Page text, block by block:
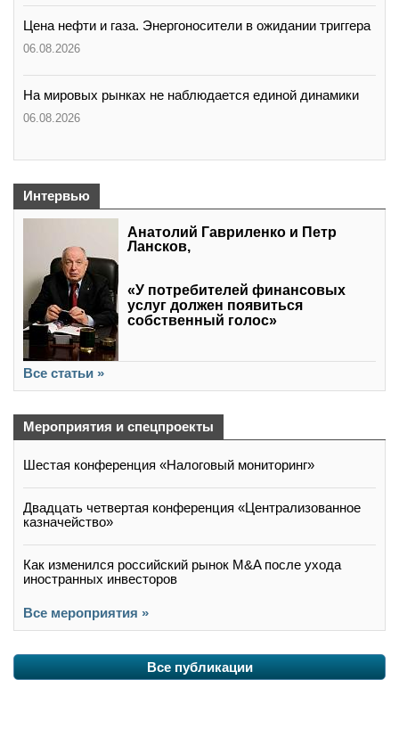
Цена нефти и газа. Энергоносители в ожидании триггера
06.08.2026
На мировых рынках не наблюдается единой динамики
06.08.2026
Интервью
Анатолий Гавриленко и Петр
Лансков,
«У потребителей финансовых
услуг должен появиться
собственный голос»
Все статьи »
Мероприятия и спецпроекты
Шестая конференция «Налоговый мониторинг»
Двадцать четвертая конференция «Централизованное
казначейство»
Как изменился российский рынок M&A после ухода
иностранных инвесторов
Все мероприятия »
Все публикации